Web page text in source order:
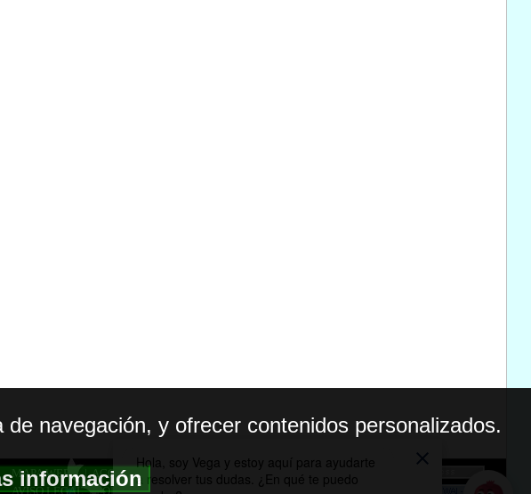
MAPA WEB|ACCESIBILIDAD
AVISO LEGAL|POLITICA DE PRIVACIDAD
navegación, y ofrecer contenidos personalizados.
información